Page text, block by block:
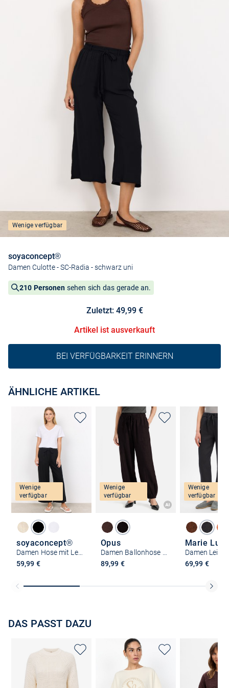
Wenige verfügbar
soyaconcept®
Damen Culotte - SC-Radia - schwarz uni
210 Personen sehen sich das gerade an.
Zuletzt: 49,99 €
Artikel ist ausverkauft
BEI VERFÜGBARKEIT ERINNERN
ÄHNLICHE ARTIKEL
Wenige
verfügbar
soyaconcept®
Damen Hose mit Leinen-Anteil - SC-Ina
59,99 €
Wenige
verfügbar
Opus
Damen Ballonhose - Myha Oasis
89,99 €
Wenige
verfügbar
Marie
Damen
69,99 €
DAS PASST DAZU